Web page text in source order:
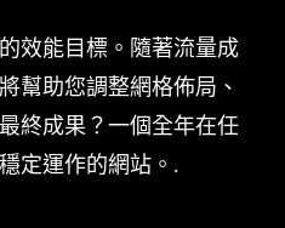
效能目標。隨著流量成
幫助您調整網格佈局、
終成果？一個全年在任
定運作的網站。.